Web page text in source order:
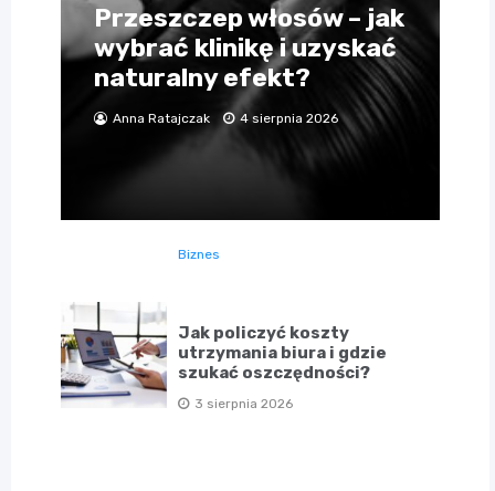
Przeszczep włosów – jak
wybrać klinikę i uzyskać
naturalny efekt?
Anna Ratajczak 4 sierpnia 2026
Biznes
Jak policzyć koszty
utrzymania biura i gdzie
szukać oszczędności?
3 sierpnia 2026